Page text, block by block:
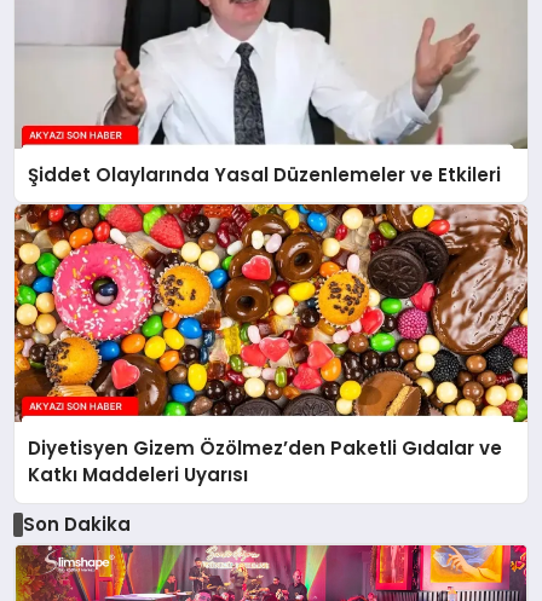
Şiddet Olaylarında Yasal Düzenlemeler ve Etkileri
Diyetisyen Gizem Özölmez’den Paketli Gıdalar ve
Katkı Maddeleri Uyarısı
Son Dakika